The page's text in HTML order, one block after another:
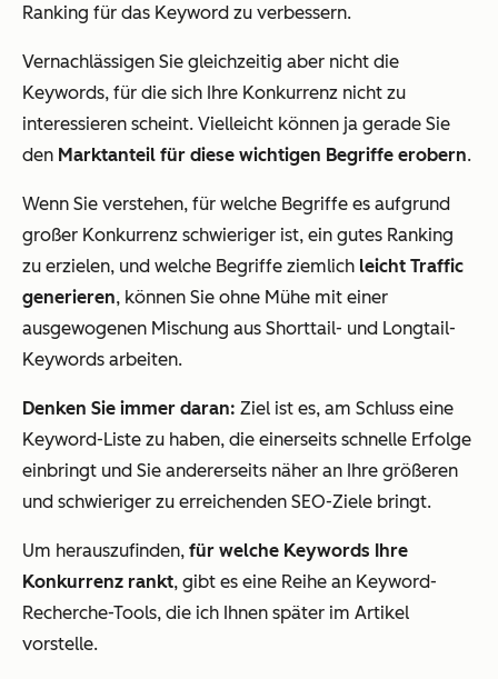
Ranking für das Keyword zu verbessern.
Vernachlässigen Sie gleichzeitig aber nicht die
Keywords, für die sich Ihre Konkurrenz nicht zu
interessieren scheint. Vielleicht können ja gerade Sie
den Marktanteil für diese wichtigen Begriffe erobern.
Wenn Sie verstehen, für welche Begriffe es aufgrund
großer Konkurrenz schwieriger ist, ein gutes Ranking
zu erzielen, und welche Begriffe ziemlich leicht Traffic
generieren, können Sie ohne Mühe mit einer
ausgewogenen Mischung aus Shorttail- und Longtail-
Keywords arbeiten.
Denken Sie immer daran: Ziel ist es, am Schluss eine
Keyword-Liste zu haben, die einerseits schnelle Erfolge
einbringt und Sie andererseits näher an Ihre größeren
und schwieriger zu erreichenden SEO-Ziele bringt.
Um herauszufinden, für welche Keywords Ihre
Konkurrenz rankt, gibt es eine Reihe an Keyword-
Recherche-Tools, die ich Ihnen später im Artikel
vorstelle.